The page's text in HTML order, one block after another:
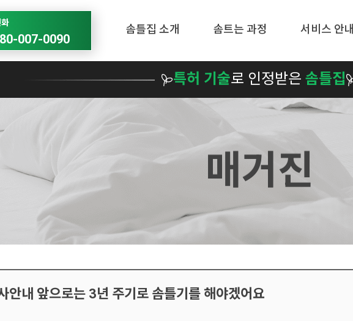
007-0090
솜틀집 소개 솜트는 과정 서비스 안내
특허 기술로 인정받은 솜틀집
매거진
안내 앞으로는 3년 주기로 솜틀기를 해야겠어요